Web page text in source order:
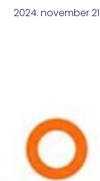
2024. november 21.